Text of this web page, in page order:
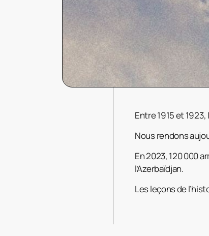
Entre 1915 et
Nous rendons
En 2023, 120 000
l’Azerbaïdjan.
Lesleçons de